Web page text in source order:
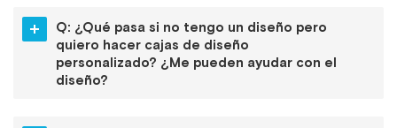
Q: ¿Qué pasa si no tengo un diseño pero
quiero hacer cajas de diseño
personalizado? ¿Me pueden ayudar con el
diseño?